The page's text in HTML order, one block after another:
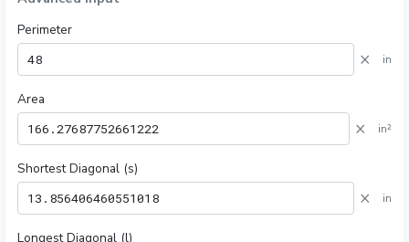
Perimeter
× in
Area
× in²
Shortest Diagonal (s)
× in
Longest Diagonal (l)